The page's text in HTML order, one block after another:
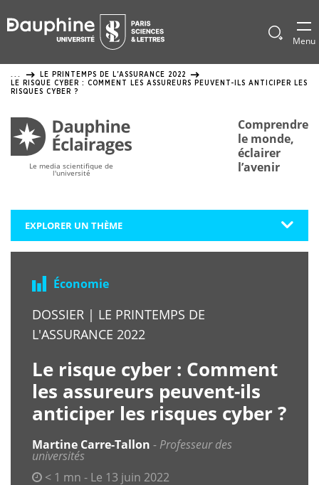
de
des
Afficher
de
Menu
...
LE PRINTEMPS DE L'ASSURANCE 2022
LE RISQUE CYBER : COMMENT LES ASSUREURS PEUVENT-ILS ANTICIPER LES
RISQUES CYBER ?
Le media scientifique de
l'université
Comprendre
le monde,
éclairer
l’avenir
EXPLORER UN THÈME
Économie
DOSSIER | LE PRINTEMPS DE
L'ASSURANCE 2022
Le risque cyber : Comment
les assureurs peuvent-ils
anticiper les risques cyber ?
Martine Carre-Tallon Professeur des
universités
< 1 mn - Le 13 juin 2022